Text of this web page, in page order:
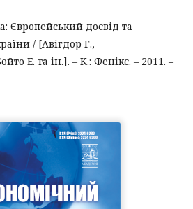
Європейський досвід та
/ [Авігдор Г.,
Е. та ін.]. – К.: Фенікс. – 2011. –